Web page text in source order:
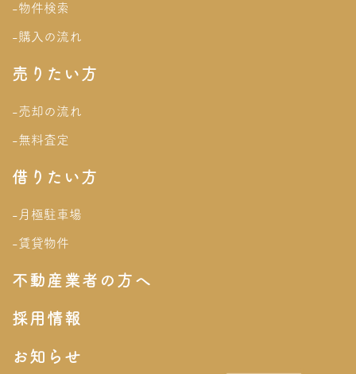
-物件検索
-購入の流れ
売りたい方
-売却の流れ
-無料査定
借りたい方
-月極駐車場
-賃貸物件
不動産業者の方へ
採用情報
お知らせ